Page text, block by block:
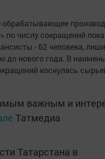
по числу сокращений пока
- 62 человека,
до нового года. В
коснулась
важным и
Татмедиа
Татарстана в